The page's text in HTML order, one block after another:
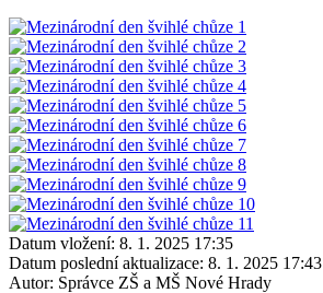
Datum vložení: 8. 1. 2025 17:35
Datum poslední aktualizace: 8. 1. 2025 17:43
Autor: Správce ZŠ a MŠ Nové Hrady